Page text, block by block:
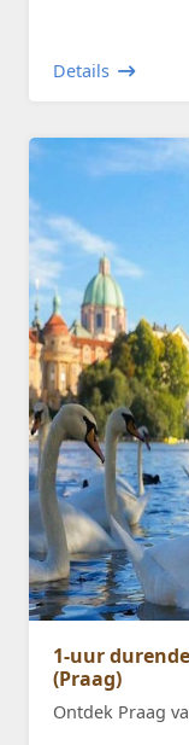
Details
1-uur
(Praag)
Ontdek Praag